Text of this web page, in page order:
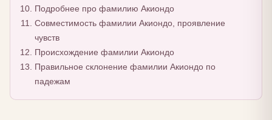
Подробнее про фамилию Акиондо
Совместимость фамилии Акиондо, проявление
чувств
Происхождение фамилии Акиондо
Правильное склонение фамилии Акиондо по
падежам